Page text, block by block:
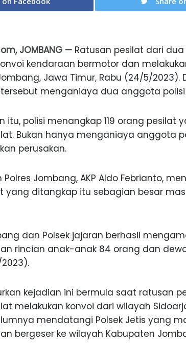
JOMBANG — Ratusan pesilat dari
kendaraan bermotor dan
Jawa Timur, Rabu (24/5/2023).
menganiaya dua anggota
itu, polisi menangkap 119 orang pesilat
Bukan hanya menganiaya anggota
perusakan.
Polres Jombang, AKP Aldo Febrianto,
yang ditangkap itu sebagian besar
dan Polsek jajaran berhasil
rincian anak-anak 84 orang dan
kejadian ini bermula saat ratusan
melakukan konvoi dari wilayah
mendatangi Polsek Jetis yang
bergeser ke wilayah Kabupaten